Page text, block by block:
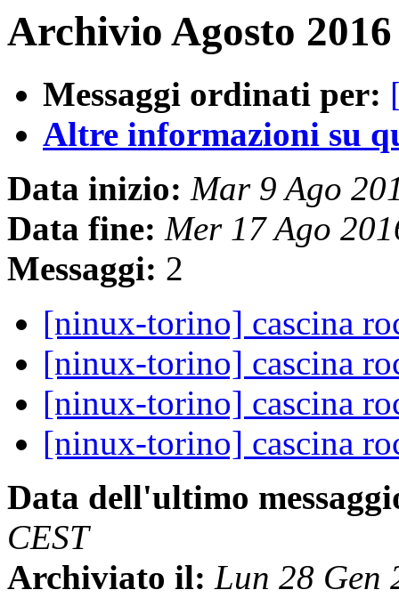
Archivio Agosto
Messaggi ordinati per:
Altre informazioni su
Data inizio: Mar 9 Ago
Data fine: Mer 17 Ago
Messaggi: 2
[ninux-torino] cascina
[ninux-torino] cascina
[ninux-torino] cascina
[ninux-torino] cascina
Data dell'ultimo
CEST
Archiviato il: Lun 28 Gen